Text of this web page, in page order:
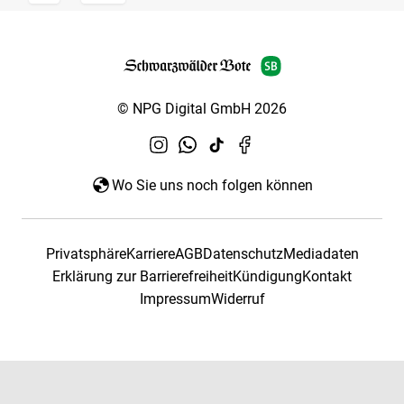
© NPG Digital GmbH 2026
Wo Sie uns noch folgen können
PrivatsphäreKarriereAGBDatenschutzMediadaten
Erklärung zur BarrierefreiheitKündigungKontakt
ImpressumWiderruf